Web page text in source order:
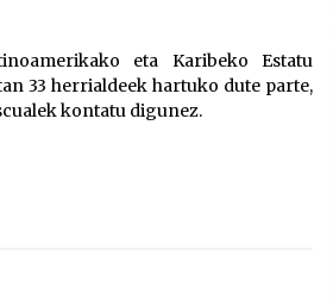
Larunbatean Plentziako Itsas
Martxa ospatuko da
eta Karibeko Estatu
33 herrialdeek hartuko dute parte,
kontatu digunez.